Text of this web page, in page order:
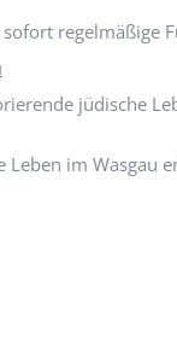
regelmäßige
jüdische
im Wasgau